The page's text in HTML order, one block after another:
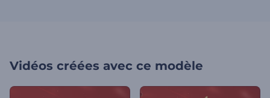
Vidéos créées avec ce modèle